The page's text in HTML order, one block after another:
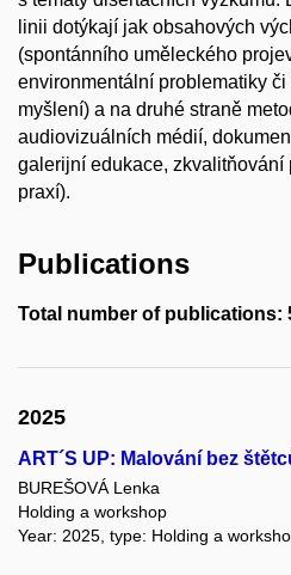
linii dotýkají jak obsahových
(spontánního uměleckého
environmentální problematiky
myšlení) a na druhé straně
audiovizuálních médií,
galerijní edukace, zkvalitňování
praxí).
Publications
Total number of publications:
2025
ART´S UP: Malování bez
BUREŠOVÁ Lenka
Holding a workshop
Year: 2025, type: Holding a